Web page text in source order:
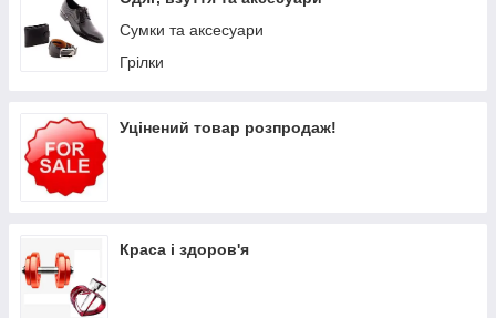
Плиты электрические
Сумки та аксесуари
Грілки
Уцінений товар розпродаж!
Краса і здоров'я